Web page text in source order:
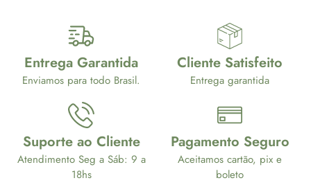
Entrega Garantida
Enviamos para todo Brasil.
Cliente Satisfeito
Entrega garantida
Suporte ao Cliente
Atendimento Seg a Sáb: 9 a
18hs
Pagamento Seguro
Aceitamos cartão, pix e
boleto